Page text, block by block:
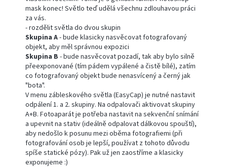
mask konec! Světlo teď udělá všechnu zdlouhavou práci
za vás.
- rozdělit světla do dvou skupin
Skupina A- bude klasicky nasvěcovat fotografovaný
objekt, aby měl správnou expozici
Skupina B - bude nasvěcovat pozadí, tak aby bylo silně
přeexponované (tím pádem vypálené a čistě bílé), zatím
co fotografovaný objekt bude nenasvícený a černý jak
"bota".
V menu zábleskového světla (EasyCap) je nutné nastavit
odpálení 1. a 2. skupiny. Na odpalovači aktivovat skupiny
A+B. Fotoaparát je potřeba nastavit na sekvenční snímání
a upevnit na stativ (ideálně odpalovat dálkovou spouští),
aby nedošlo k posunu mezi oběma fotografiemi (při
fotografování osob je lepší, používat z tohoto důvodu
spíše statické pózy). Pak už jen zaostříme a klasicky
exponujeme :)